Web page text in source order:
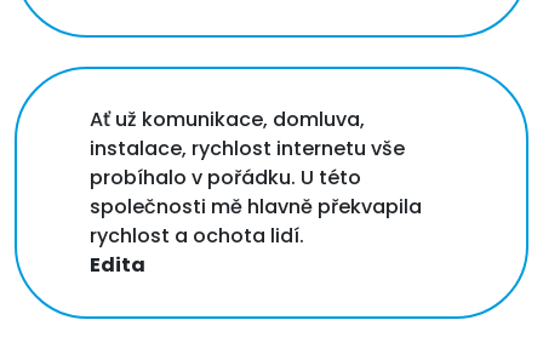
Ať už komunikace, domluva,
instalace, rychlost internetu vše
probíhalo v pořádku. U této
společnosti mě hlavně překvapila
rychlost a ochota lidí.
Edita